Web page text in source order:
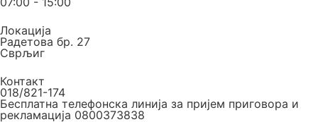
Локација
Радетова бр. 27
Сврљиг
Контакт
018/821-174
Бесплатна телефонска линија за пријем приговора и
рекламација 0800373838